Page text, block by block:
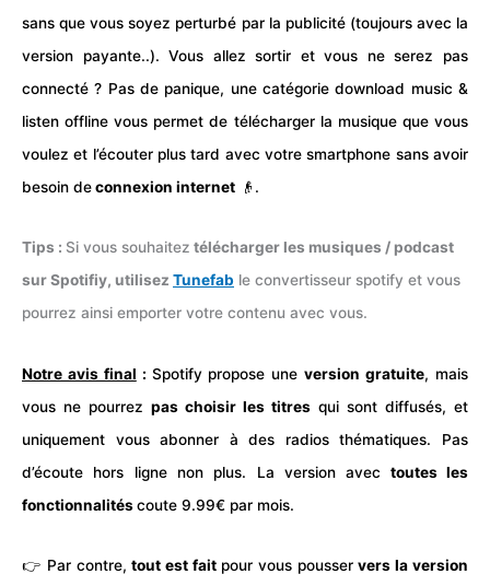
sans que vous soyez perturbé par la publicité (toujours avec la
version payante..). Vous allez sortir et vous ne serez pas
connecté ? Pas de panique, une catégorie download music &
listen offline vous permet de téléchargerla musique que vous
voulez et l’écouter plus tard avec votre smartphone sans avoir
besoin deconnexion internet 👴.
Tips : Si vous souhaitez télécharger les musiques / podcast
sur Spotifiy, utilisez Tunefab le convertisseur spotify et vous
pourrez ainsi emporter votre contenu avec vous.
Notre avis final : Spotify propose uneversion gratuite, mais
vous ne pourrez pas choisir les titres qui sont diffusés, et
uniquement vous abonner à des radios thématiques. Pas
d’écoute hors ligne non plus. La version avec toutes les
fonctionnalitéscoute 9.99€ par mois.
👉 Par contre,tout est fait pour vous pousservers la version